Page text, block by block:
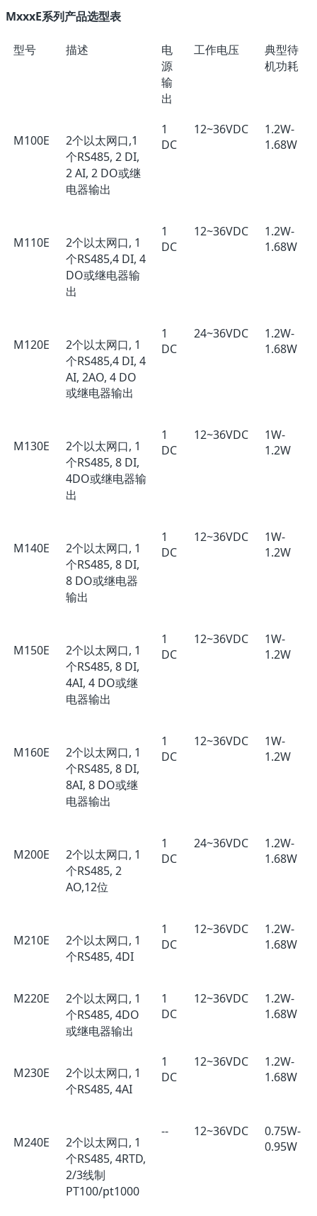
MxxxE系列产品选型表
型号 描述
电
源
输
出
工作电压
典型待
机功耗
M100E
2个以太网口,1
个RS485, 2 DI,
2 AI, 2 DO或继
电器输出
1
DC
12~36VDC
1.2W-
1.68W
M110E
2个以太网口, 1
个RS485,4 DI, 4
DO或继电器输
出
1
DC
12~36VDC
1.2W-
1.68W
M120E
2个以太网口, 1
个RS485,4 DI, 4
AI, 2AO, 4 DO
或继电器输出
1
DC
24~36VDC
1.2W-
1.68W
M130E
2个以太网口, 1
个RS485, 8 DI,
4DO或继电器输
出
1
DC
12~36VDC
1W-
1.2W
M140E
2个以太网口, 1
个RS485, 8 DI,
8 DO或继电器
输出
1
DC
12~36VDC
1W-
1.2W
M150E
2个以太网口, 1
个RS485, 8 DI,
4AI, 4 DO或继
电器输出
1
DC
12~36VDC
1W-
1.2W
M160E
2个以太网口, 1
个RS485, 8 DI,
8AI, 8 DO或继
电器输出
1
DC
12~36VDC
1W-
1.2W
M200E
2个以太网口, 1
个RS485, 2
AO,12位
1
DC
24~36VDC
1.2W-
1.68W
M210E
2个以太网口, 1
个RS485, 4DI
1
DC
12~36VDC
1.2W-
1.68W
M220E
2个以太网口, 1
个RS485, 4DO
或继电器输出
1
DC
12~36VDC
1.2W-
1.68W
M230E
2个以太网口, 1
个RS485, 4AI
1
DC
12~36VDC
1.2W-
1.68W
M240E
2个以太网口, 1
个RS485, 4RTD,
2/3线制
PT100/pt1000
-- 12~36VDC
0.75W-
0.95W